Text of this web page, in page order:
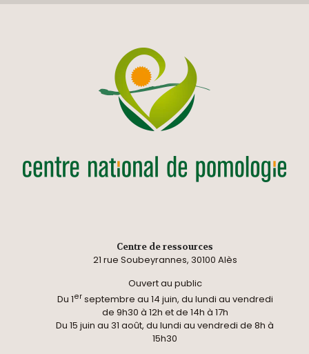
Centre de ressources
21 rue Soubeyrannes, 30100 Alès
Ouvert au public
Du 1erseptembre au 14 juin, du lundi au vendredi
de 9h30 à 12h et de 14h à 17h
Du 15 juin au 31 août, du lundi au vendredi de 8h à
15h30